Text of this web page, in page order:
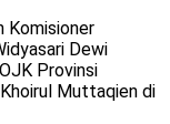
Komisioner
Dewi
Provinsi
Muttaqien di